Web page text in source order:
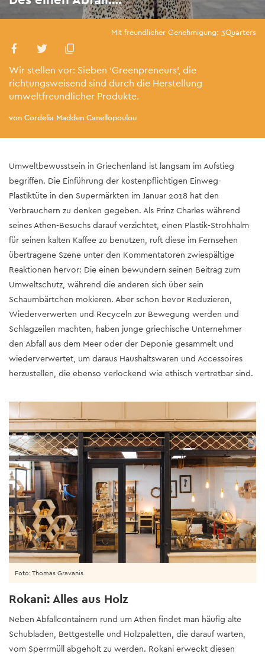
Mit freundlicher Genehmigung: 3Quarters
Wir stellen vor: Sieben ‘Greenpreneurs’, die
richtungsweisend sind durch die Herstellung
umweltfreundlicher Produkte.
von Cordelia Madden Canellopoulou
Umweltbewusstsein in Griechenland ist langsam im Aufstieg
begriffen. Die Einführung der kostenpflichtigen Einweg-
Plastiktüte in den Supermärkten im Januar 2018 hat den
Verbrauchern zu denken gegeben. Als Prinz Charles während
seines Athen-Besuchs darauf verzichtet, einen Plastik-Strohhalm
für seinen kalten Kaffee zu benutzen, ruft diese im Fernsehen
übertragene Szene unter den Kommentatoren zwiespältige
Reaktionen hervor: Die einen bewundern seinen Beitrag zum
Umweltschutz, während die anderen sich über sein
Schaumbärtchen mokieren. Aber schon bevor Reduzieren,
Wiederverwerten und Recyceln zur Bewegung werden und
Schlagzeilen machten, haben junge griechische Unternehmer
den Abfall aus dem Meer oder der Deponie gesammelt und
wiederverwertet, um daraus Haushaltswaren und Accessoires
herzustellen, die ebenso verlockend wie ethisch vertretbar sind.
Rokani: Alles aus Holz
Neben Abfallcontainern rund um Athen findet man häufig alte
Schubladen, Bettgestelle und Holzpaletten, die darauf warten,
vom Sperrmüll abgeholt zu werden. Rokani erweckt diesen
Foto: Thomas Gravanis